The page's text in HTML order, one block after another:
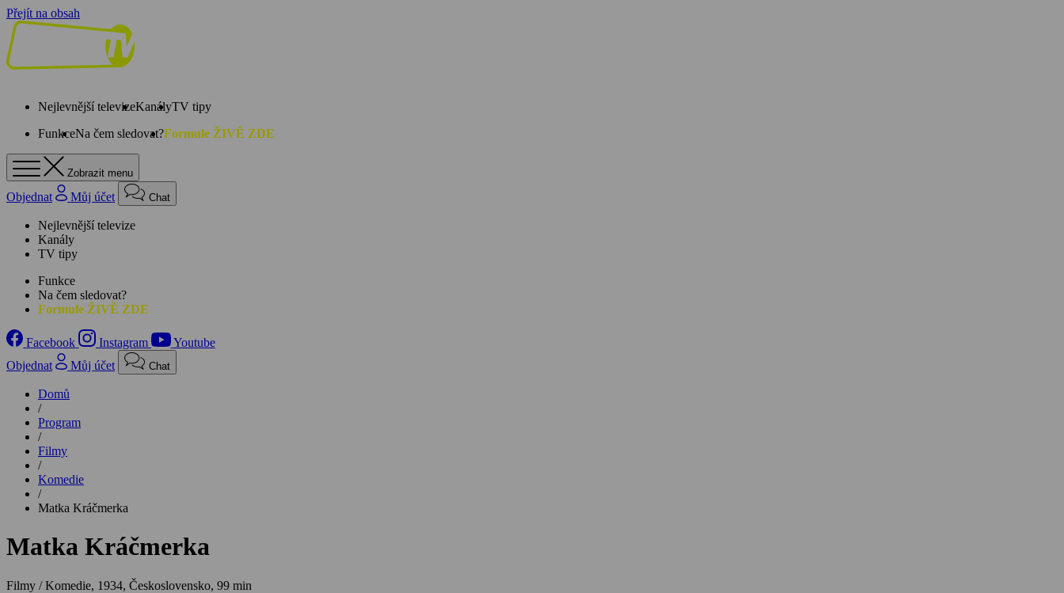
Přejít na obsah
Nejlevnější televizeKanályTV tipy
FunkceNa čem sledovat?Formule ŽIVĚ ZDE
Zobrazit menu
Objednat Můj účet Chat
Nejlevnější televize
Kanály
TV tipy
Funkce
Na čem sledovat?
Formule ŽIVĚ ZDE
Facebook Instagram
Youtube
Objednat
Můj účet Chat
Domů
/
Program
/
Filmy
/
Komedie
/
Matka Kráčmerka
Matka Kráčmerka
Filmy / Komedie, 1934, Československo, 99 min